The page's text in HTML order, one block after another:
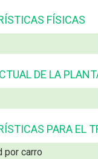
FÍSICAS
DE LA
PARA EL
por carro